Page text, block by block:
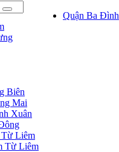
Quận Ba Đình
Biên
Mai
Xuân
Từ Liêm
Từ Liêm